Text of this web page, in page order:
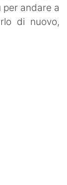
per andare a
di nuovo,